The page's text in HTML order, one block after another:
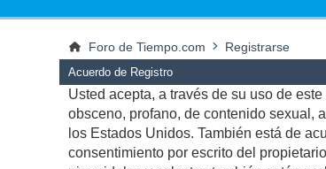
Foro de Tiempo.com Registrarse
Acuerdo de Registro
Usted acepta, a través de su uso de
obsceno, profano, de contenido sexual,
los Estados Unidos. También está de
consentimiento por escrito del